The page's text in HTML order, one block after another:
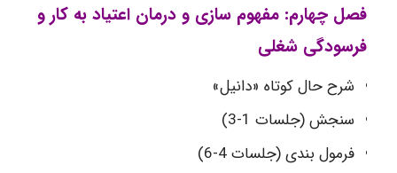
فصل چهارم: مفهوم سازی و درمان اعتیاد به کار و
فرسودگی شغلی
شرح حال کوتاه «دانیل»
سنجش (جلسات 1-3)
فرمول بندی (جلسات 4-6)